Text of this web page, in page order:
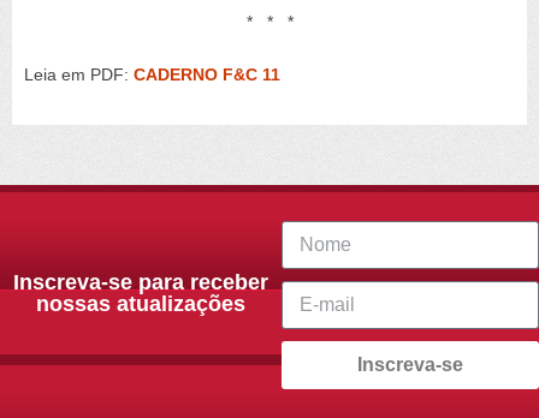
* * *
Leia em PDF: CADERNO F&C 11
Inscreva-se para receber
nossas atualizações
Inscreva-se